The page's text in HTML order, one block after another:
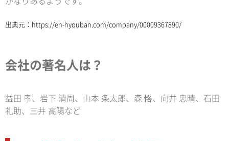
出典元： https://en-hyouban.com/company/00009367890/
会社の著名人は？
益田 孝、岩下 清周、山本 条太郎、森 恪、向井 忠晴、石田
礼助、三井 高陽など